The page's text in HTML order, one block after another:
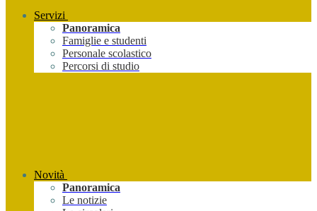
Servizi
Panoramica
Famiglie e studenti
Personale scolastico
Percorsi di studio
Novità
Panoramica
Le notizie